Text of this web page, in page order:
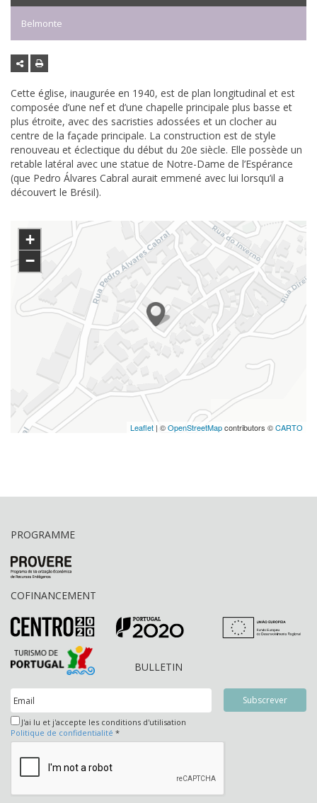
Belmonte
Cette église, inaugurée en 1940, est de plan longitudinal et est
composée d’une nef et d’une chapelle principale plus basse et
plus étroite, avec des sacristies adossées et un clocher au
centre de la façade principale. La construction est de style
renouveau et éclectique du début du 20e siècle. Elle possède un
retable latéral avec une statue de Notre-Dame de l’Espérance
(que Pedro Álvares Cabral aurait emmené avec lui lorsqu’il a
découvert le Brésil).
+
−
Leaflet | ©OpenStreetMapcontributors ©CARTO
PROGRAMME
COFINANCEMENT
BULLETIN
J'ai lu et j'accepte les conditions d'utilisation
Politique de confidentialité *